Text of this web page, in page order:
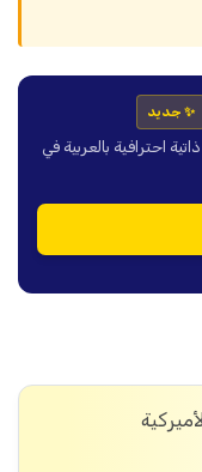
✨ جديد
احترافية بالعربية في